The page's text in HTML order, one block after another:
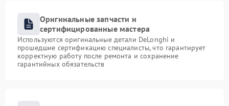
Оригинальные запчасти и
сертифицированные мастера
Используются оригинальные детали DeLonghi и
прошедшие сертификацию специалисты, что гарантирует
корректную работу после ремонта и сохранение
гарантийных обязательств